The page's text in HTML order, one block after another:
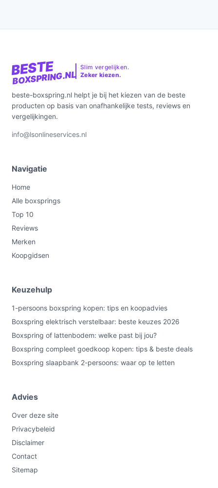
BESTE
BOXSPRING.NL
Slim vergelijken.
Zeker kiezen.
beste-boxspring.nl helpt je bij het kiezen van de beste
producten op basis van onafhankelijke tests, reviews en
vergelijkingen.
info@lsonlineservices.nl
Navigatie
Home
Alle boxsprings
Top 10
Reviews
Merken
Koopgidsen
Keuzehulp
1-persoons boxspring kopen: tips en koopadvies
Boxspring elektrisch verstelbaar: beste keuzes 2026
Boxspring of lattenbodem: welke past bij jou?
Boxspring compleet goedkoop kopen: tips & beste deals
Boxspring slaapbank 2-persoons: waar op te letten
Advies
Over deze site
Privacybeleid
Disclaimer
Contact
Sitemap